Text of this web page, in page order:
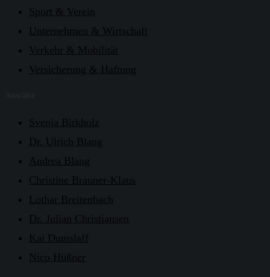
Sport & Verein
Unternehmen & Wirtschaft
Verkehr & Mobilität
Versicherung & Haftung
Svenja Birkholz
Dr. Ulrich Blang
Andrea Blang
Christine Brauner-Klaus
Lothar Breitenbach
Dr. Julian Christiansen
Kai Dumslaff
Nico Hüßner